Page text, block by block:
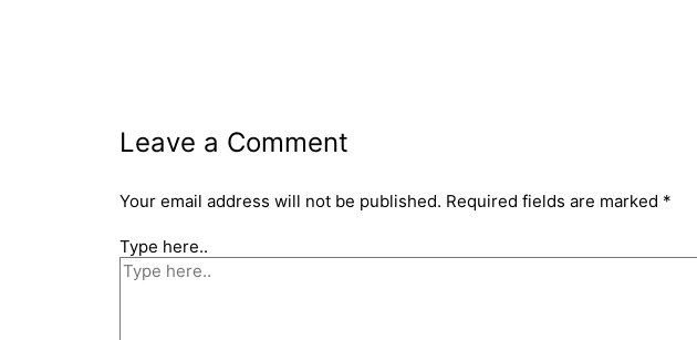
Leave a Comment
Your email address will not be published. Required fields are marked *
Type here..